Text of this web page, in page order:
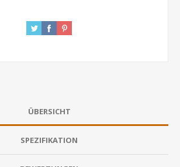
ÜBERSICHT
SPEZIFIKATION